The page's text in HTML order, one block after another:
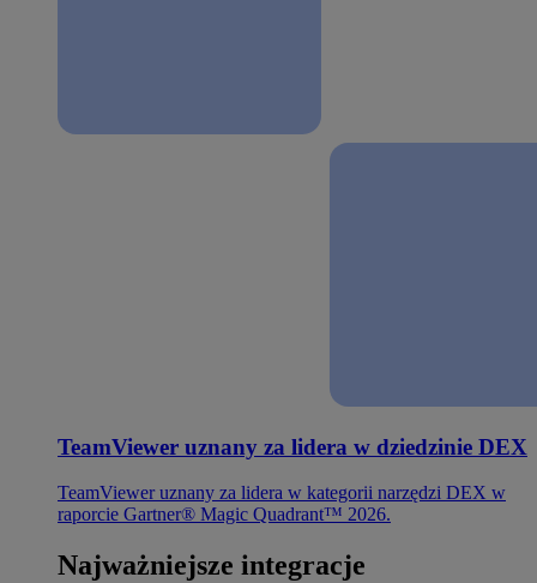
TeamViewer uznany za lidera w dziedzinie DEX
TeamViewer uznany za lidera w kategorii narzędzi DEX w
raporcie Gartner® Magic Quadrant™ 2026.
Najważniejsze integracje